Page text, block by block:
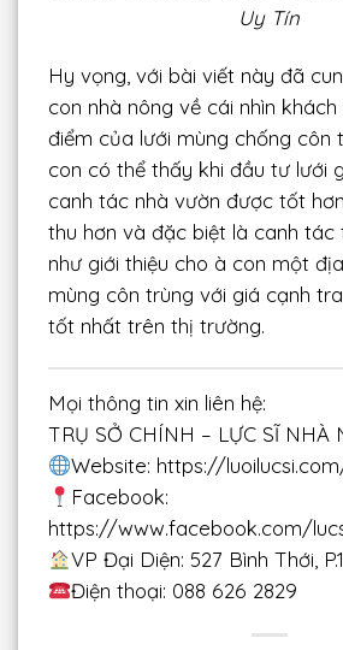
Uy Tín
Hy vọng, với bài viết này đã
con nhà nông về cái nhìn
điểm của lưới mùng chống côn
con có thể thấy khi đầu tư lưới
canh tác nhà vườn được tốt
thu hơn và đặc biệt là canh tác
như giới thiệu cho à con một
mùng côn trùng với giá cạnh
tốt nhất trên thị trường.
Mọi thông tin xin liên hệ:
TRỤ SỞ CHÍNH – LỰC SĨ NHÀ
Website: https://
Facebook:
https://www.facebook.com/
VP Đại Diện: 527 Bình Thới,
Điện thoại: 088 626 2829